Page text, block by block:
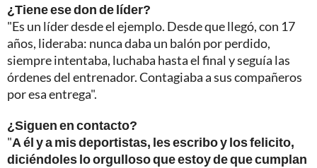
¿Tiene ese don de líder?
"Es un líder desde el ejemplo. Desde que llegó, con 17
años, lideraba: nunca daba un balón por perdido,
siempre intentaba, luchaba hasta el final y seguía las
órdenes del entrenador. Contagiaba a sus compañeros
por esa entrega".
¿Siguen en contacto?
"A él y a mis deportistas, les escribo y los felicito,
diciéndoles lo orgulloso que estoy de que cumplan